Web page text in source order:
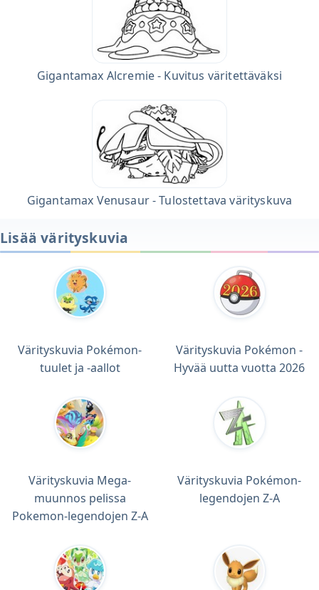
Gigantamax Alcremie - Kuvitus väritettäväksi
Gigantamax Venusaur - Tulostettava värityskuva
Lisää värityskuvia
Värityskuvia Pokémon-
tuulet ja -aallot
Värityskuvia Pokémon -
Hyvää uutta vuotta 2026
Värityskuvia Mega-
muunnos pelissa
Pokemon-legendojen Z-A
Värityskuvia Pokémon-
legendojen Z-A